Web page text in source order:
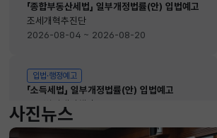
「종합부동산세법」 일부개정법률(안) 입법예고
조세개혁추진단
2026-08-04 ~ 2026-08-20
입법·행정예고
「소득세법」 일부개정법률(안) 입법예고
소득법인세정책관
2026-08-04 ~ 2026-08-20
사진뉴스